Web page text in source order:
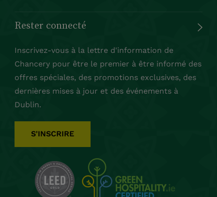
Rester connecté
Inscrivez-vous à la lettre d'information de
Chancery pour être le premier à être informé des
offres spéciales, des promotions exclusives, des
dernières mises à jour et des événements à
Dublin.
S'INSCRIRE